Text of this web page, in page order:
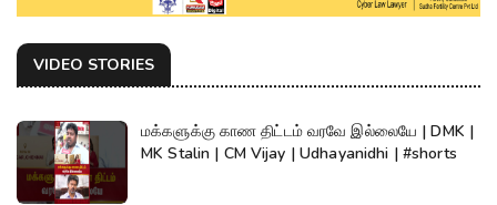
VIDEO STORIES
மக்களுக்கு காண திட்டம் வரவே இல்லையே | DMK |
MK Stalin | CM Vijay | Udhayanidhi | #shorts